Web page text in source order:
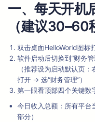
一、每天开机
（建议30–60
双击桌面HelloWorld图标
软件启动后切换到“财务
（推荐设为启动默认页
打开 → 选“财务管理”）
第一眼看顶部四个关键数
今日收入总额：所有平台
部分）